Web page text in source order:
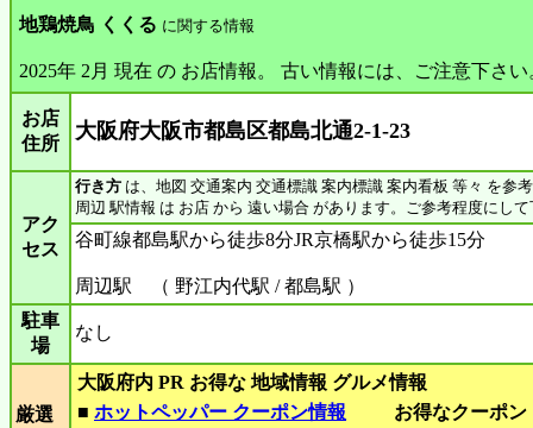
地鶏焼鳥 くくる に関する情報
2025年 2月 現在 の お店情報。 古い情報には、ご注意下さい
お店
住所
大阪府大阪市都島区都島北通2‐1‐23
アク
セス
行き方 は、地図 交通案内 交通標識 案内標識 案内看板 等々 を参
周辺 駅情報 は お店 から 遠い場合 があります。ご参考程度にし
谷町線都島駅から徒歩8分JR京橋駅から徒歩15分
周辺駅 （ 野江内代駅 / 都島駅 ）
駐車
場
なし
厳選
大阪府内 PR お得な 地域情報 グルメ情報
■ ホットペッパー クーポン情報
お得なクーポ